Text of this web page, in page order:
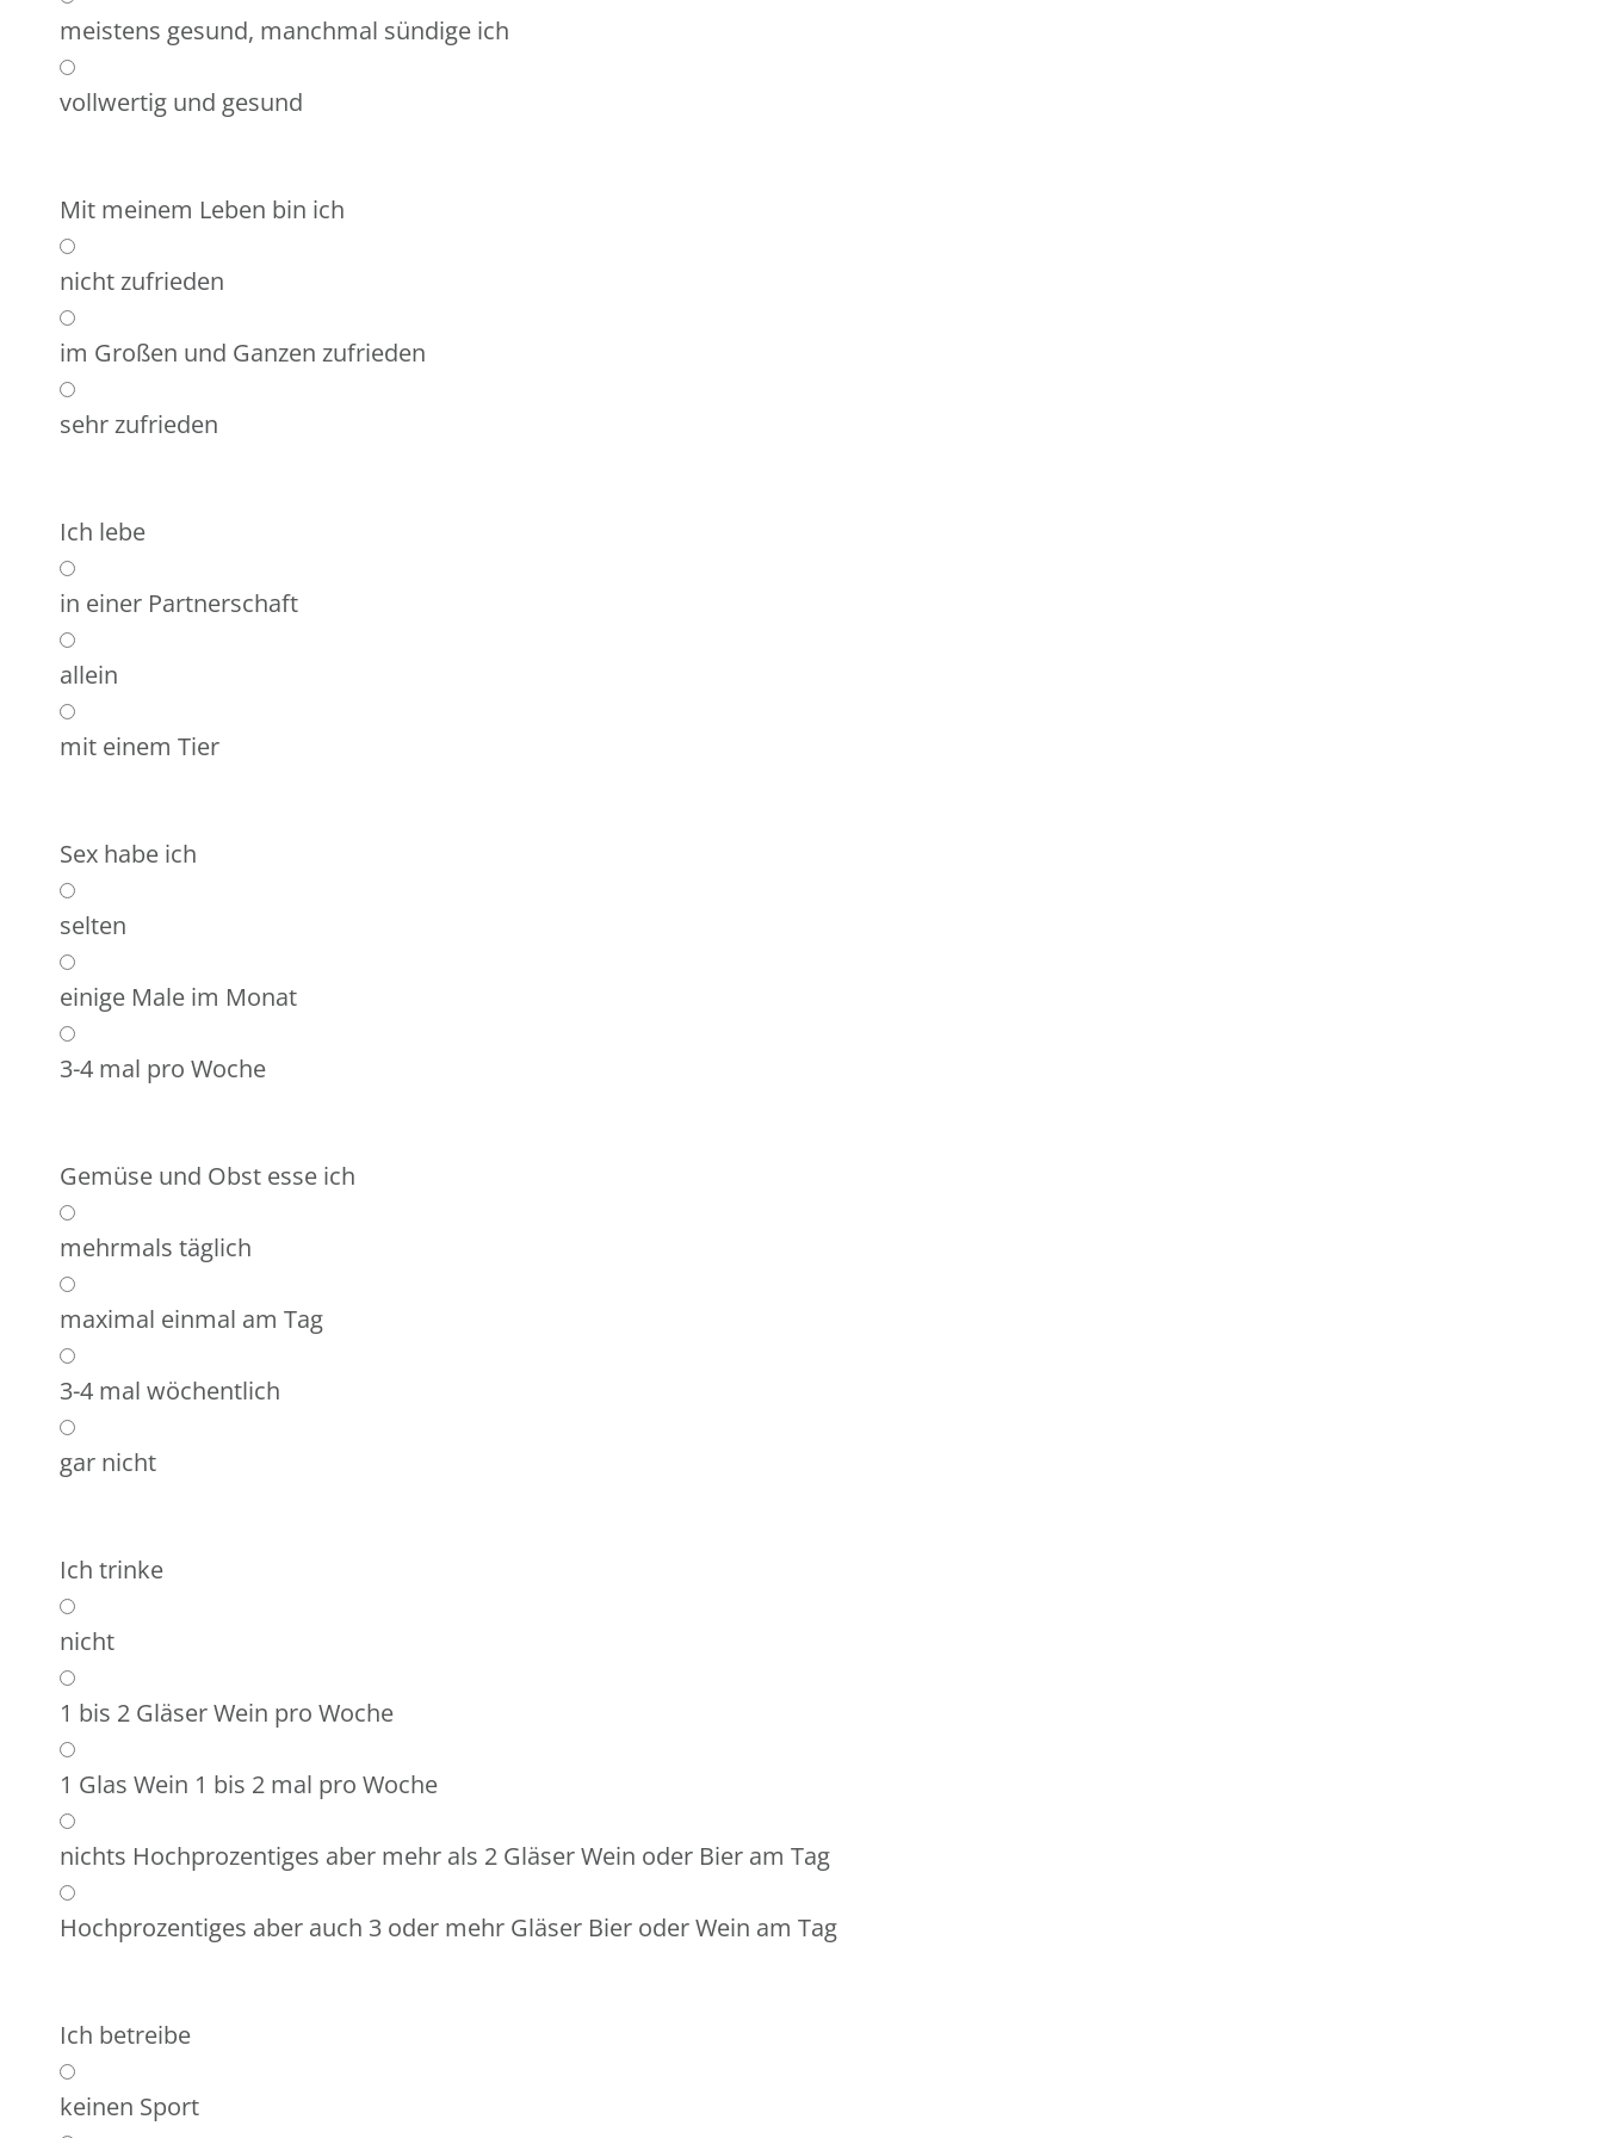
meistens gesund, manchmal sündige ich
vollwertig und gesund
Mit meinem Leben bin ich
nicht zufrieden
im Großen und Ganzen zufrieden
sehr zufrieden
Ich lebe
in einer Partnerschaft
allein
mit einem Tier
Sex habe ich
selten
einige Male im Monat
3-4 mal pro Woche
Gemüse und Obst esse ich
mehrmals täglich
maximal einmal am Tag
3-4 mal wöchentlich
gar nicht
Ich trinke
nicht
1 bis 2 Gläser Wein pro Woche
1 Glas Wein 1 bis 2 mal pro Woche
nichts Hochprozentiges aber mehr als 2 Gläser Wein oder Bier am Tag
Hochprozentiges aber auch 3 oder mehr Gläser Bier oder Wein am Tag
Ich betreibe
keinen Sport